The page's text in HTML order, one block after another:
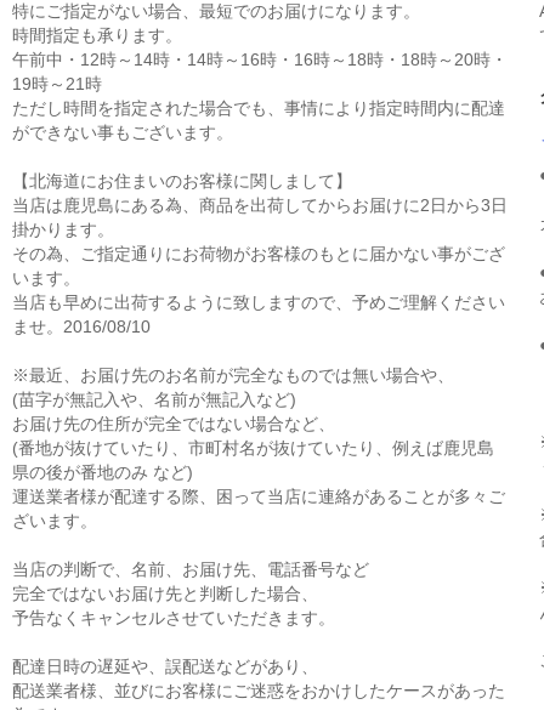
特にご指定がない場合、最短でのお届けになります。
時間指定も承ります。
午前中・12時～14時・14時～16時・16時～18時・18時～20時・
19時～21時
ただし時間を指定された場合でも、事情により指定時間内に配達
ができない事もございます。
【北海道にお住まいのお客様に関しまして】
当店は鹿児島にある為、商品を出荷してからお届けに2日から3日
掛かります。
その為、ご指定通りにお荷物がお客様のもとに届かない事がござ
います。
当店も早めに出荷するように致しますので、予めご理解ください
ませ。2016/08/10
※最近、お届け先のお名前が完全なものでは無い場合や、
(苗字が無記入や、名前が無記入など)
お届け先の住所が完全ではない場合など、
(番地が抜けていたり、市町村名が抜けていたり、例えば鹿児島
県の後が番地のみ など)
運送業者様が配達する際、困って当店に連絡があることが多々ご
ざいます。
当店の判断で、名前、お届け先、電話番号など
完全ではないお届け先と判断した場合、
予告なくキャンセルさせていただきます。
配達日時の遅延や、誤配送などがあり、
配送業者様、並びにお客様にご迷惑をおかけしたケースがあった